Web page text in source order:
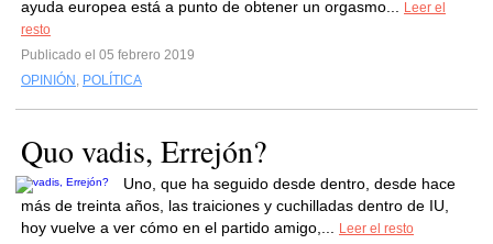
ayuda europea está a punto de obtener un orgasmo...
Leer el
resto
Publicado el 05 febrero 2019
OPINIÓN , POLÍTICA
Quo vadis, Errejón?
Uno, que ha seguido desde dentro, desde hace
más de treinta años, las traiciones y cuchilladas dentro de IU,
hoy vuelve a ver cómo en el partido amigo,...
Leer el resto